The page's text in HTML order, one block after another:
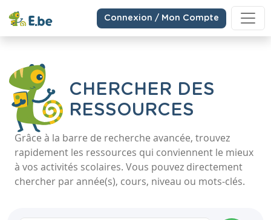
Connexion / Mon Compte
CHERCHER DES
RESSOURCES
Grâce à la barre de recherche avancée, trouvez
rapidement les ressources qui conviennent le mieux
à vos activités scolaires. Vous pouvez directement
chercher par année(s), cours, niveau ou mots-clés.